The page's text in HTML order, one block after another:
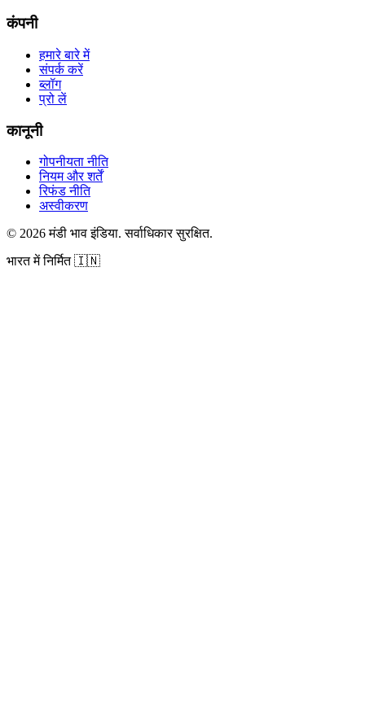
कंपनी
हमारे बारे में
संपर्क करें
ब्लॉग
प्रो लें
कानूनी
गोपनीयता नीति
नियम और शर्तें
रिफंड नीति
अस्वीकरण
© 2026 मंडी भाव इंडिया.सर्वाधिकार सुरक्षित.
भारत में निर्मित🇮🇳